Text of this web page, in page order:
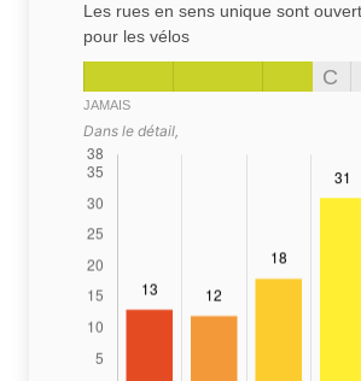
Les rues en sens unique sont
pour les vélos
C
JAMAIS
Dans le détail,